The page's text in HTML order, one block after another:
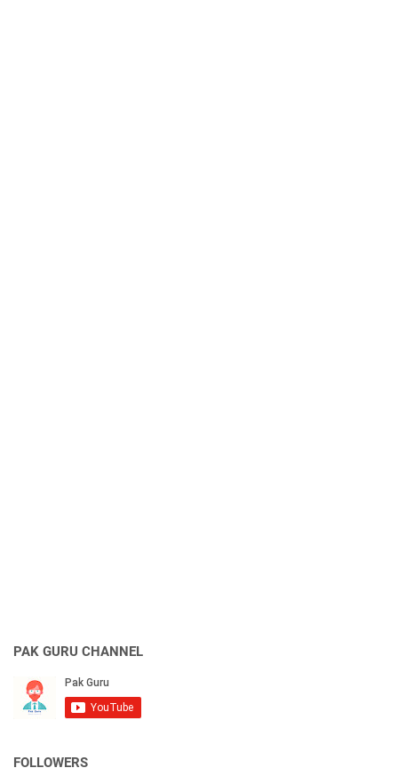
PAK GURU CHANNEL
FOLLOWERS